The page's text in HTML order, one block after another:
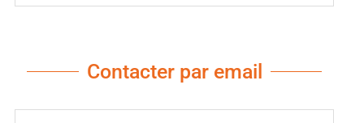
Contacter par email